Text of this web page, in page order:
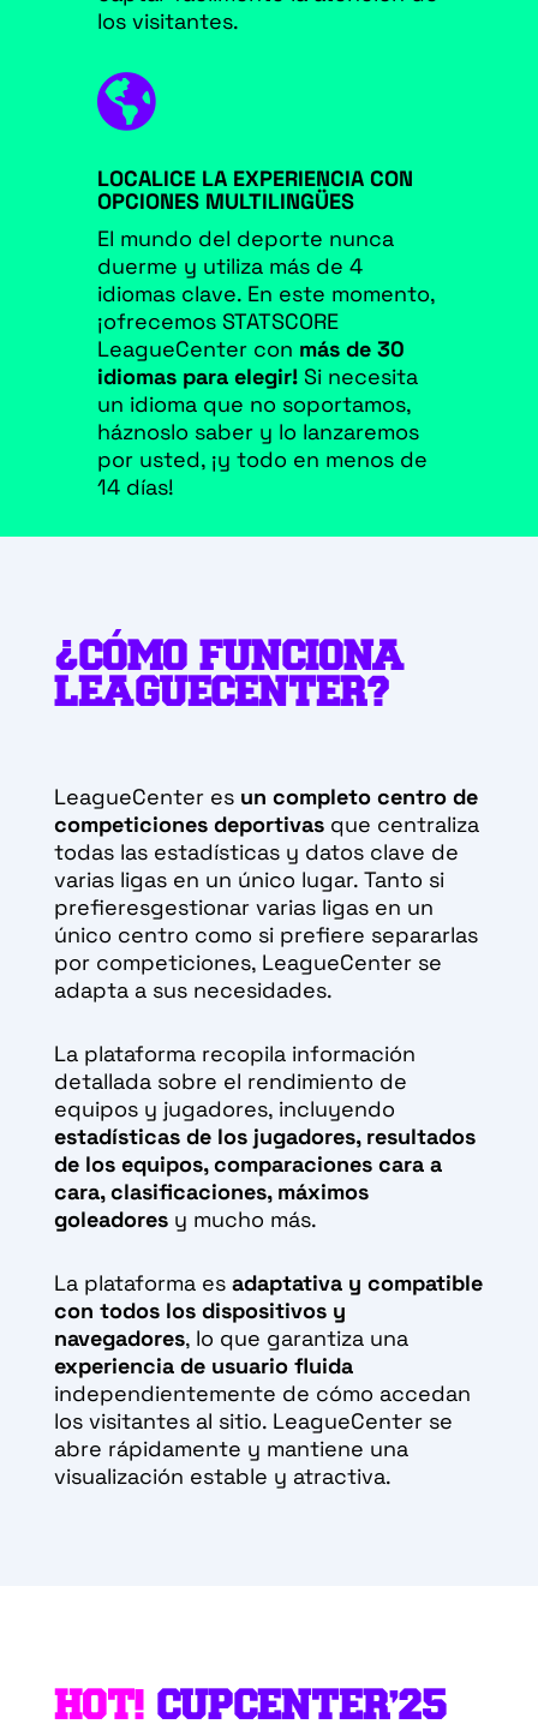
los visitantes.

LOCALICE LA EXPERIENCIA CON
OPCIONES MULTILINGÜES
El mundo del deporte nunca
duerme y utiliza más de 4
idiomas clave. En este momento,
¡ofrecemos STATSCORE
LeagueCenter con más de 30
idiomas para elegir!Si necesita
un idioma que no soportamos,
háznoslo saber y lo lanzaremos
por usted, ¡y todo en menos de
14 días!
¿CÓMO FUNCIONA
LEAGUECENTER?
LeagueCenter es un completo centro de
competiciones deportivasque centraliza
todas las estadísticas y datos clave de
varias ligas en un único lugar. Tanto si
prefieresgestionar varias ligas en un
único centro como si prefiere separarlas
por competiciones, LeagueCenter se
adapta a sus necesidades.
La plataforma recopila información
detallada sobre el rendimiento de
equipos y jugadores, incluyendo
estadísticas de los jugadores, resultados
de los equipos, comparaciones cara a
cara, clasificaciones, máximos
goleadoresy mucho más.
La plataforma es adaptativa y compatible
con todos los dispositivos y
navegadores, lo que garantiza una
experiencia de usuario fluida
independientemente de cómo accedan
los visitantes al sitio. LeagueCenter se
abre rápidamente y mantiene una
visualización estable y atractiva.
HOT! CUPCENTER’25